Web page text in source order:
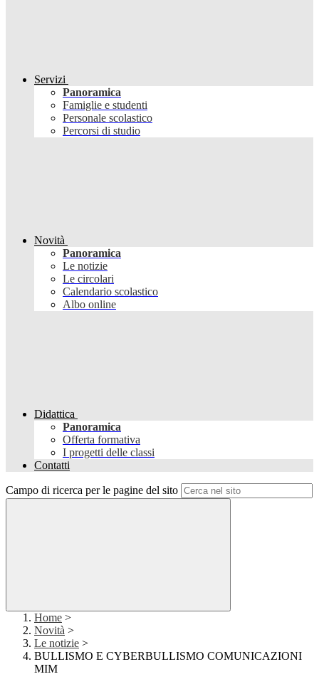
Servizi
Panoramica
Famiglie e studenti
Personale scolastico
Percorsi di studio
Novità
Panoramica
Le notizie
Le circolari
Calendario scolastico
Albo online
Didattica
Panoramica
Offerta formativa
I progetti delle classi
Contatti
Campo di ricerca per le pagine del sito
Home >
Novità >
Le notizie >
BULLISMO E CYBERBULLISMO COMUNICAZIONI
MIM